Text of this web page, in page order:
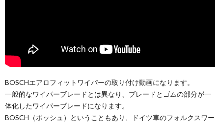
BOSCHエアロフィットワイパーの取り付け動画になります。
一般的なワイパーブレードとは異なり、ブレードとゴムの部分が一
体化したワイパーブレードになります。
BOSCH（ボッシュ）ということもあり、ドイツ車のフォルクスワー